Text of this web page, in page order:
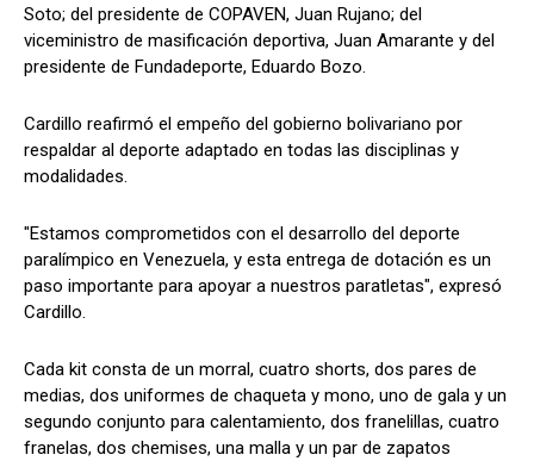
Soto; del presidente de COPAVEN, Juan Rujano; del
viceministro de masificación deportiva, Juan Amarante y del
presidente de Fundadeporte, Eduardo Bozo.
Cardillo reafirmó el empeño del gobierno bolivariano por
respaldar al deporte adaptado en todas las disciplinas y
modalidades.
"Estamos comprometidos con el desarrollo del deporte
paralímpico en Venezuela, y esta entrega de dotación es un
paso importante para apoyar a nuestros paratletas", expresó
Cardillo.
Cada kit consta de un morral, cuatro shorts, dos pares de
medias, dos uniformes de chaqueta y mono, uno de gala y un
segundo conjunto para calentamiento, dos franelillas, cuatro
franelas, dos chemises, una malla y un par de zapatos